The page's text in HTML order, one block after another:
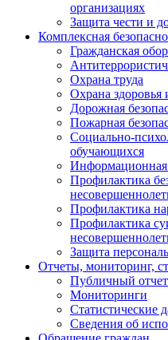
организациях
Защита чести и
Комплексная
Гражданская
Охрана труда
Охрана
Дорожная
Пожарная
Социально-
обучающихся
Информационная
Профилактика
Профилактика
Профилактика
Защита
Отчеты, мониторинг,
Публичный отчет
Мониторинги
Статистические
Сведения об